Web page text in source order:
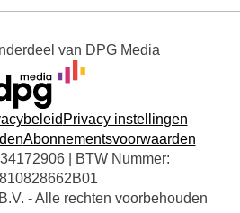
van DPG Media
Privacy instellingen
Abonnementsvoorwaarden
| BTW Nummer:
- Alle rechten voorbehouden